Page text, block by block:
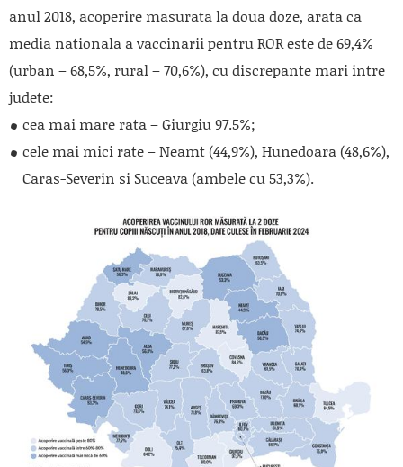
anul 2018, acoperire masurata la doua doze, arata ca
media nationala a vaccinarii pentru ROR este de 69,4%
(urban – 68,5%, rural – 70,6%), cu discrepante mari intre
judete:
cea mai mare rata – Giurgiu 97.5%;
cele mai mici rate – Neamt (44,9%), Hunedoara (48,6%),
Caras-Severin si Suceava (ambele cu 53,3%).